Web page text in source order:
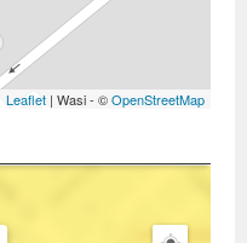
Leaflet | Wasi - ©OpenStreetMap